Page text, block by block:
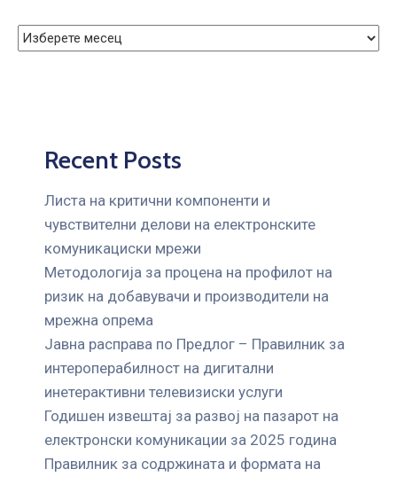
Recent Posts
Листа на критични компоненти и
чувствителни делови на електронските
комуникациски мрежи
Mетодологија за процена на профилот на
ризик на добавувачи и производители на
мрежна опрема
Јавна расправа по Предлог – Правилник за
интероперабилност на дигитални
инетерактивни телевизиски услуги
Годишен извештај за развој на пазарот на
електронски комуникации за 2025 година
Правилник за содржината и формата на